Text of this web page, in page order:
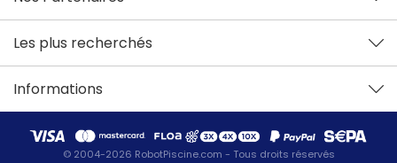
Les plus recherchés
Informations
© 2004-2026 RobotPiscine.com - Tous droits réservés